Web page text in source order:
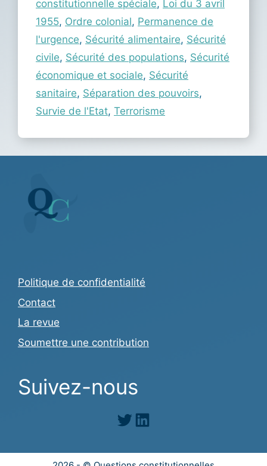
constitutionnelle spéciale, Loi du 3 avril
1955, Ordre colonial, Permanence de
l'urgence, Sécurité alimentaire, Sécurité
civile, Sécurité des populations, Sécurité
économique et sociale, Sécurité
sanitaire, Séparation des pouvoirs,
Survie de l'Etat, Terrorisme
Politique de confidentialité
Contact
La revue
Soumettre une contribution
Suivez-nous
TwitterLinkedIn